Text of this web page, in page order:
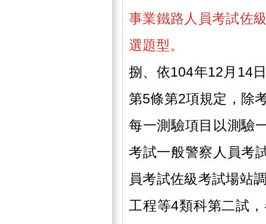
事業鐵路人員考試佐
選題型。
捌、依104年12月14
第5條第2項規定，除
每一測驗項目以測驗
考試一般警察人員考
員考試佐級考試場站
工程等4類科第二試